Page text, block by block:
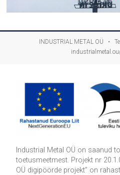
INDUSTRIAL METAL OÜ •
Industrial Metal OÜ on saanud
toetusmeetmest. Projekt nr
OÜ digipöörde projekt” on